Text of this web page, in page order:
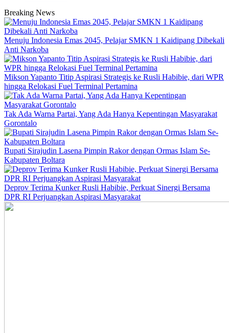
Breaking News
Menuju Indonesia Emas 2045, Pelajar SMKN 1 Kaidipang Dibekali
Anti Narkoba
Mikson Yapanto Titip Aspirasi Strategis ke Rusli Habibie, dari WPR
hingga Relokasi Fuel Terminal Pertamina
Tak Ada Warna Partai, Yang Ada Hanya Kepentingan Masyarakat
Gorontalo
Bupati Sirajudin Lasena Pimpin Rakor dengan Ormas Islam Se-
Kabupaten Boltara
Deprov Terima Kunker Rusli Habibie, Perkuat Sinergi Bersama
DPR RI Perjuangkan Aspirasi Masyarakat